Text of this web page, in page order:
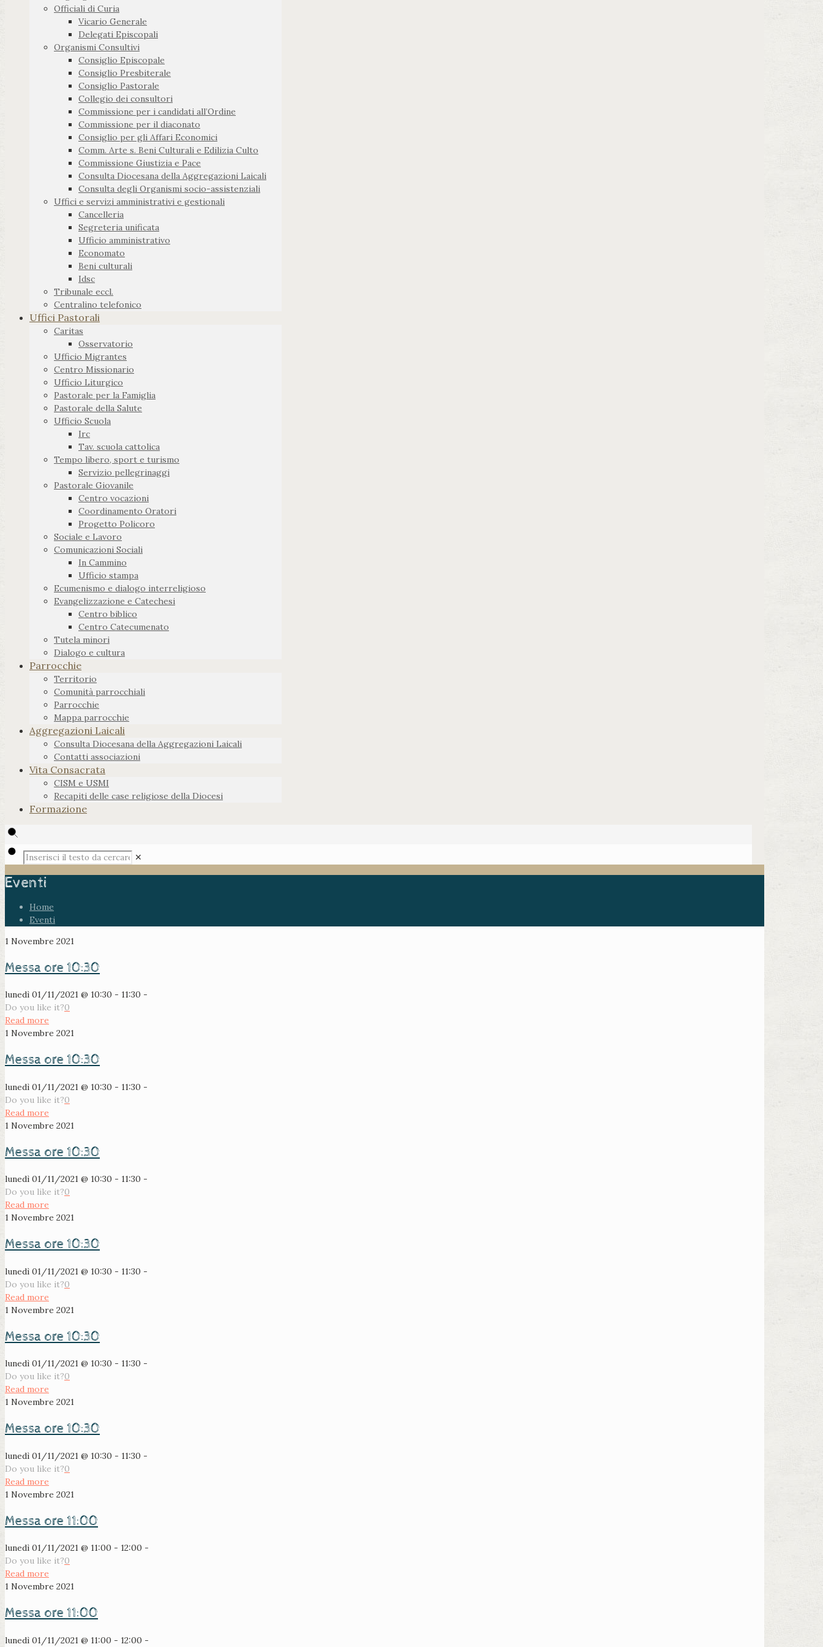
Officiali di Curia
Vicario Generale
Delegati Episcopali
Organismi Consultivi
Consiglio Episcopale
Consiglio Presbiterale
Consiglio Pastorale
Collegio dei consultori
Commissione per i candidati all’Ordine
Commissione per il diaconato
Consiglio per gli Affari Economici
Comm. Arte s. Beni Culturali e Edilizia Culto
Commissione Giustizia e Pace
Consulta Diocesana della Aggregazioni Laicali
Consulta degli Organismi socio-assistenziali
Uffici e servizi amministrativi e gestionali
Cancelleria
Segreteria unificata
Ufficio amministrativo
Economato
Beni culturali
Idsc
Tribunale eccl.
Centralino telefonico
Uffici Pastorali
Caritas
Osservatorio
Ufficio Migrantes
Centro Missionario
Ufficio Liturgico
Pastorale per la Famiglia
Pastorale della Salute
Ufficio Scuola
Irc
Tav. scuola cattolica
Tempo libero, sport e turismo
Servizio pellegrinaggi
Pastorale Giovanile
Centro vocazioni
Coordinamento Oratori
Progetto Policoro
Sociale e Lavoro
Comunicazioni Sociali
In Cammino
Ufficio stampa
Ecumenismo e dialogo interreligioso
Evangelizzazione e Catechesi
Centro biblico
Centro Catecumenato
Tutela minori
Dialogo e cultura
Parrocchie
Territorio
Comunità parrocchiali
Parrocchie
Mappa parrocchie
Aggregazioni Laicali
Consulta Diocesana della Aggregazioni Laicali
Contatti associazioni
Vita Consacrata
CISM e USMI
Recapiti delle case religiose della Diocesi
Formazione
✕
Eventi
Home
Eventi
1 Novembre 2021
Messa ore 10:30
lunedì 01/11/2021 @ 10:30 - 11:30 -
Do you like it?0
Read more
1 Novembre 2021
Messa ore 10:30
lunedì 01/11/2021 @ 10:30 - 11:30 -
Do you like it?0
Read more
1 Novembre 2021
Messa ore 10:30
lunedì 01/11/2021 @ 10:30 - 11:30 -
Do you like it?0
Read more
1 Novembre 2021
Messa ore 10:30
lunedì 01/11/2021 @ 10:30 - 11:30 -
Do you like it?0
Read more
1 Novembre 2021
Messa ore 10:30
lunedì 01/11/2021 @ 10:30 - 11:30 -
Do you like it?0
Read more
1 Novembre 2021
Messa ore 10:30
lunedì 01/11/2021 @ 10:30 - 11:30 -
Do you like it?0
Read more
1 Novembre 2021
Messa ore 11:00
lunedì 01/11/2021 @ 11:00 - 12:00 -
Do you like it?0
Read more
1 Novembre 2021
Messa ore 11:00
lunedì 01/11/2021 @ 11:00 - 12:00 -